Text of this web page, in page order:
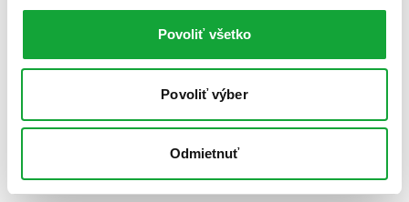
Povoliť všetko
Povoliť výber
Odmietnuť